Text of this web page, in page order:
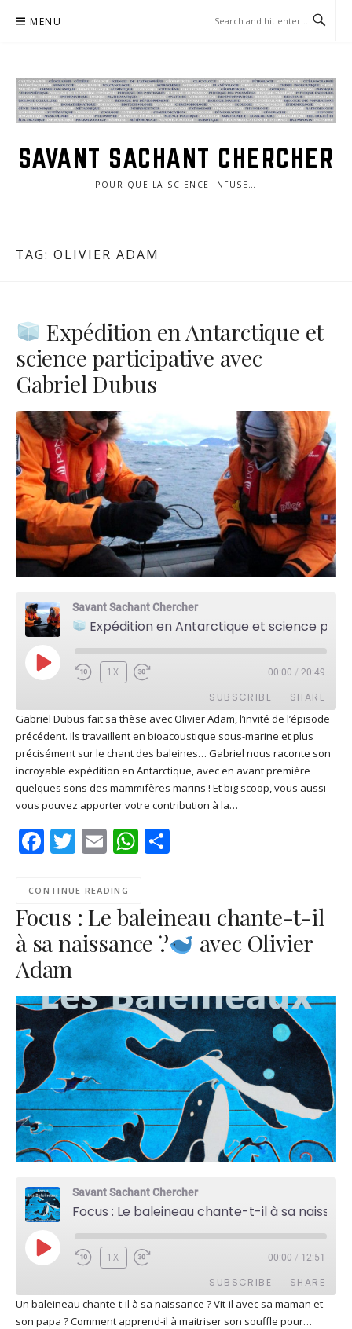
MENU
SAVANT SACHANT CHERCHER
POUR QUE LA SCIENCE INFUSE…
TAG: OLIVIER ADAM
Expédition en Antarctique et
science participative avec
Gabriel Dubus
Savant Sachant Chercher
Expédition en Antarctique et science participative avec Gabriel Dubus
PLAY
EPISODE
1X 00:00 / 20:49
SUBSCRIBE SHARE
Apple Podcasts Deezer
Google Play
Podcast Addict RSS
RSS FEED
SHARE
LINK
EMBED
Gabriel Dubus fait sa thèse avec Olivier Adam, l’invité de l’épisode
précédent. Ils travaillent en bioacoustique sous-marine et plus
précisément sur le chant des baleines… Gabriel nous raconte son
incroyable expédition en Antarctique, avec en avant première
quelques sons des mammifères marins ! Et big scoop, vous aussi
vous pouvez apporter votre contribution à la…
Facebook
Twitter
EmailWhatsApp
CONTINUE READING
Focus : Le baleineau chante-t-il
à sa naissance ?
avec Olivier
Adam
Savant Sachant Chercher
PLAY
EPISODE
1X 00:00 / 12:51
SUBSCRIBE SHARE
Un baleineau chante-t-il à sa naissance ? Vit-il avec sa maman et
son papa ? Comment apprend-il à maitriser son souffle pour…